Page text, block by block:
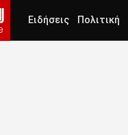
Ειδήσεις Πολιτική